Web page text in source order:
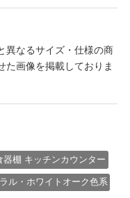
異なるサイズ・仕様の商
た画像を掲載しておりま
器棚 キッチンカウンター
ル・ホワイトオーク色系